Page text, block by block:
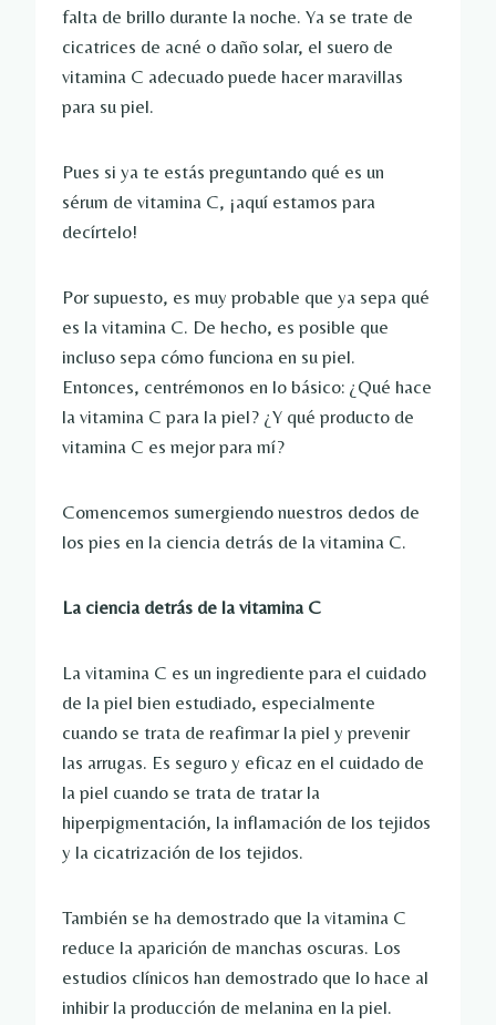
falta de brillo durante la noche. Ya se trate de
cicatrices de acné o daño solar, el suero de
vitamina C adecuado puede hacer maravillas
para su piel.
Pues si ya te estás preguntando qué es un
sérum de vitamina C, ¡aquí estamos para
decírtelo!
Por supuesto, es muy probable que ya sepa qué
es la vitamina C. De hecho, es posible que
incluso sepa cómo funciona en su piel.
Entonces, centrémonos en lo básico: ¿Qué hace
la vitamina C para la piel? ¿Y qué producto de
vitamina C es mejor para mí?
Comencemos sumergiendo nuestros dedos de
los pies en la ciencia detrás de la vitamina C.
La ciencia detrás de la vitamina C
La vitamina C es un ingrediente para el cuidado
de la piel bien estudiado, especialmente
cuando se trata de reafirmar la piel y prevenir
las arrugas. Es seguro y eficaz en el cuidado de
la piel cuando se trata de tratar la
hiperpigmentación, la inflamación de los tejidos
y la cicatrización de los tejidos.
También se ha demostrado que la vitamina C
reduce la aparición de manchas oscuras. Los
estudios clínicos han demostrado que lo hace al
inhibir la producción de melanina en la piel.